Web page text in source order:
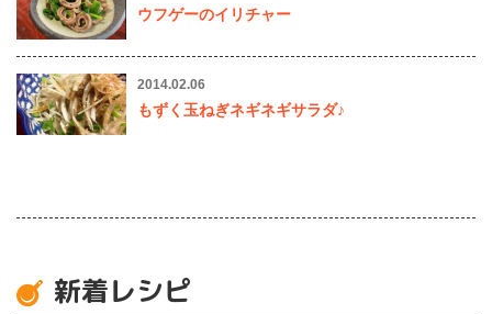
ウフゲーのイリチャー
2014.02.06
もずく玉ねぎネギネギサラダ♪
新着レシピ